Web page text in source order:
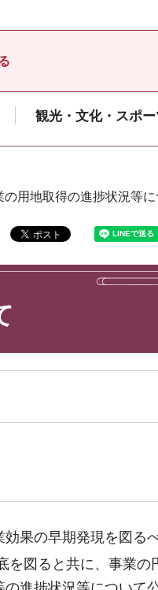
観光・文化・スポー
の用地取得の進捗状況等に
果の早期発現を図る
を図ると共に、事業の